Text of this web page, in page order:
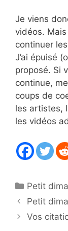
Je viens
vidéos.
continuer
J’ai épuisé
proposé. Si
continue,
coups de
les artistes,
les vidéos
Petit
Petit
Vos